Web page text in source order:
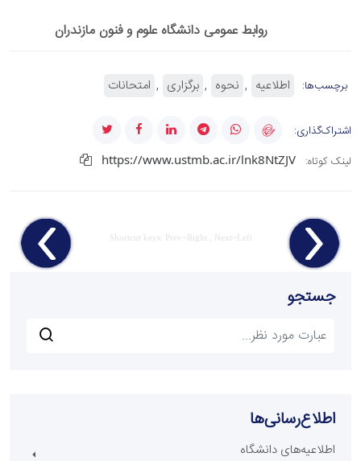
روابط عمومی دانشگاه علوم و فنون مازندران
برچسب‌ها: اطلاعیه نحوه برگزاری امتحانات
اشتراک‌گذاری:
لینک کوتاه:
https://www.ustmb.ac.ir/lnk8NtZJV
Shortcut keys: Prev=Right , Next=Left
جستجو
اطلاع‌رسانی‌ها
اطلاعیه‌های دانشگاه